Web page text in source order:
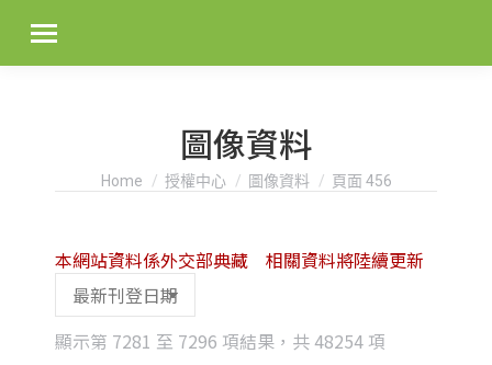
圖像資料
You are here:
Home 授權中心 圖像資料 頁面 456
顯示第 7281 至 7296 項結果，共 48254 項
本網站資料係外交部典藏 相關資料將陸續更新